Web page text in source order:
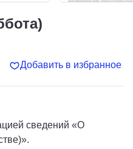
Добавить в избранное
сведений «О